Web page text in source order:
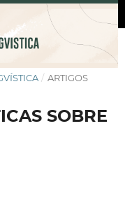
/ ARTIGOS
SOBRE